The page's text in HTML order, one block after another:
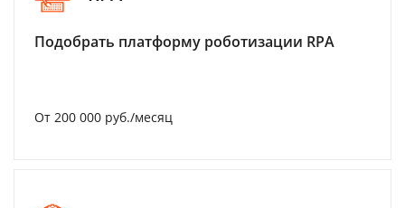
Подобрать платформу роботизации RPA
От 200 000 руб./месяц